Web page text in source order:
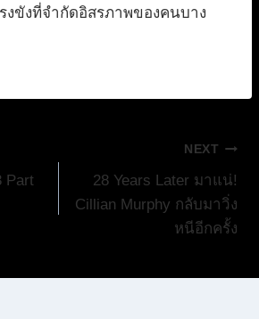
งขังที่จำกัดอิสรภาพของคนบาง
Part
NEXT
28 Years Later มาแน่!
Cillian Murphy กลับมาวิ่ง
หนีอีกครั้ง